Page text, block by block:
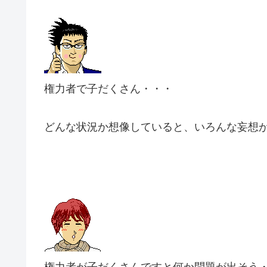
権力者で子だくさん・・・
どんな状況か想像していると、いろんな妄想